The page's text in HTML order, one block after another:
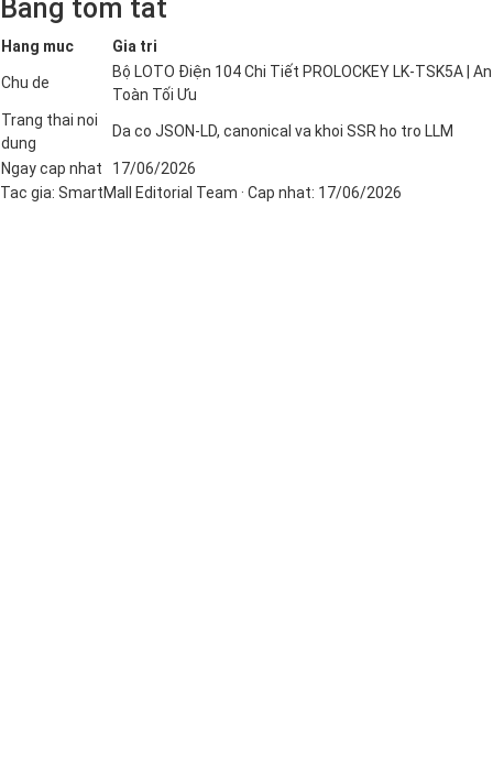
Bang tom tat
Hang muc Gia tri
Chu de
Bộ LOTO Điện 104 Chi Tiết PROLOCKEY LK-TSK5A | An
Toàn Tối Ưu
Trang thai noi
dung
Da co JSON-LD, canonical va khoi SSR ho tro LLM
Ngay cap nhat
17/06/2026
Tac gia: SmartMall Editorial Team · Cap nhat: 17/06/2026